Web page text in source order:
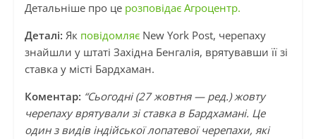
Детальніше про це розповідає Агроцентр.
Деталі: Як повідомляєNew York Post, черепаху
знайшли у штаті Західна Бенгалія, врятувавши її зі
ставка у місті Бардхаман.
Коментар: “Сьогодні (27 жовтня — ред.) жовту
черепаху врятували зі ставка в Бардхамані. Це
один з видів індійської лопатевої черепахи, які